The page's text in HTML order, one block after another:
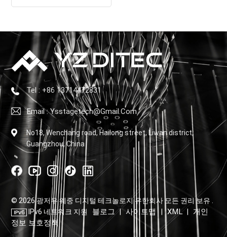
Tel : +86 13714472831
Email : Ysstagetech@gmail.com
No18, Wenchang road, Hailong street, Liwan district,
Guangzhou, China
© 2026 광저우 웨중 디지털 테크놀로지 유한회사 모든 권리 보유 .
IPv6 네트워크 지원
블로그 | 사이트맵 XML
개인
정보 보호정책